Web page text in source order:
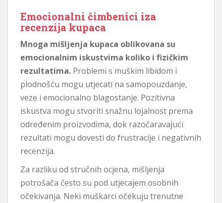
Emocionalni čimbenici iza
recenzija kupaca
Mnoga mišljenja kupaca oblikovana su
emocionalnim iskustvima koliko i fizičkim
rezultatima. Problemi s muškim libidom i
plodnošću mogu utjecati na samopouzdanje,
veze i emocionalno blagostanje. Pozitivna
iskustva mogu stvoriti snažnu lojalnost prema
određenim proizvodima, dok razočaravajući
rezultati mogu dovesti do frustracije i negativnih
recenzija.
Za razliku od stručnih ocjena, mišljenja
potrošača često su pod utjecajem osobnih
očekivanja. Neki muškarci očekuju trenutne